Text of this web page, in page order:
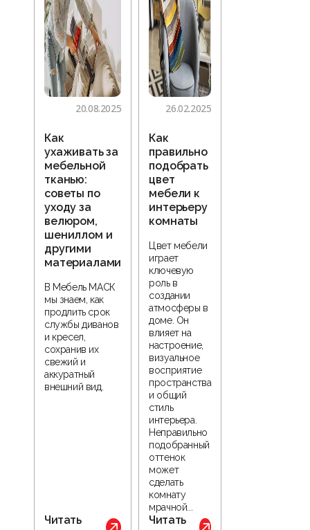
20.08.2025
Как
ухаживать за
мебельной
тканью:
советы по
уходу за
велюром,
шениллом и
другими
материалами
В Мебель МАСК
мы знаем, как
продлить срок
службы диванов
и кресел,
сохранив их
свежий и
аккуратный
внешний вид.
Читать
26.02.2025
Как
правильно
подобрать
цвет
мебели к
интерьеру
комнаты
Цвет мебели
играет
ключевую
роль в
создании
атмосферы в
доме. Он
влияет на
настроение,
визуальное
восприятие
пространства
и общий
стиль
интерьера.
Неправильно
подобранный
оттенок
может
сделать
комнату
мрачной...
Читать